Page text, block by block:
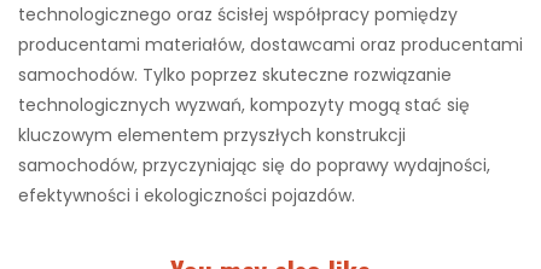
technologicznego oraz ścisłej współpracy pomiędzy
producentami materiałów, dostawcami oraz producentami
samochodów. Tylko poprzez skuteczne rozwiązanie
technologicznych wyzwań, kompozyty mogą stać się
kluczowym elementem przyszłych konstrukcji
samochodów, przyczyniając się do poprawy wydajności,
efektywności i ekologiczności pojazdów.